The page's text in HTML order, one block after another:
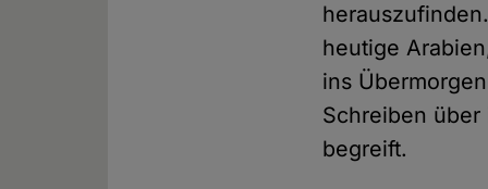
heutige
ins
Schreiben über
begreift.